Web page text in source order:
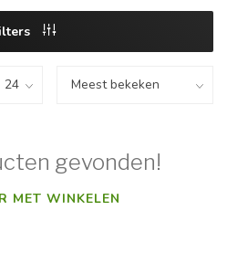
gevonden!
MET WINKELEN